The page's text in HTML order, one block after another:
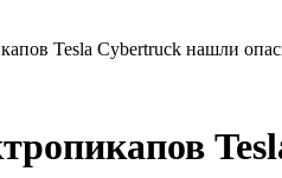
Tesla Cybertruck нашли